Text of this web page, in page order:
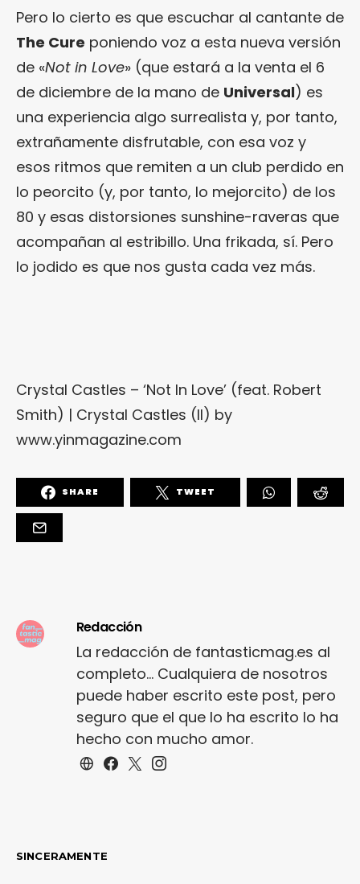
Pero lo cierto es que escuchar al cantante de
The Cure poniendo voz a esta nueva versión
de «Not in Love» (que estará a la venta el 6
de diciembre de la mano de Universal) es
una experiencia algo surrealista y, por tanto,
extrañamente disfrutable, con esa voz y
esos ritmos que remiten a un club perdido en
lo peorcito (y, por tanto, lo mejorcito) de los
80 y esas distorsiones sunshine-raveras que
acompañan al estribillo. Una frikada, sí. Pero
lo jodido es que nos gusta cada vez más.
Crystal Castles – ‘Not In Love’ (feat. Robert
Smith) | Crystal Castles (II) by
www.yinmagazine.com
SHARE TWEET
Redacción
La redacción de fantasticmag.es al
completo... Cualquiera de nosotros
puede haber escrito este post, pero
seguro que el que lo ha escrito lo ha
hecho con mucho amor.
SINCERAMENTE